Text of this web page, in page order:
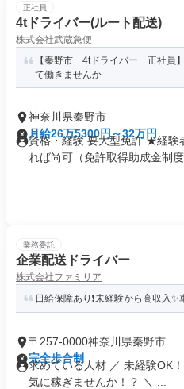
正社員
4tドライバー(ルート配送)
株式会社武蔵急便
【秦野市 4tドライバー 正社員
て働きませんか
神奈川県秦野市
月給26万5300円～32万円
資格・経験 要大型免許 ★経験
れば尚可（免許取得助成金制度
業務委託
企業配送ドライバー
株式会社ファミリア
日給保障あり❗未経験から高収入
〒257-0000神奈川県秦野市
完全歩合制
求めている人材 ／ 未経験OK
気に稼ぎませんか！？ ＼ ...